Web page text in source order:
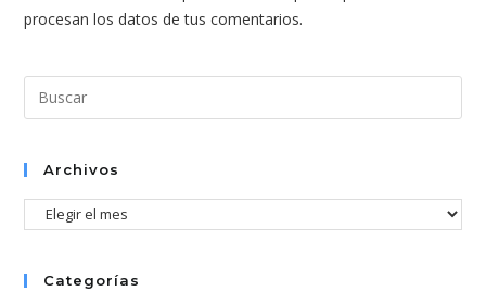
(opcional)
procesan los datos de tus comentarios.
el
Archivos
Archivos
Categorías